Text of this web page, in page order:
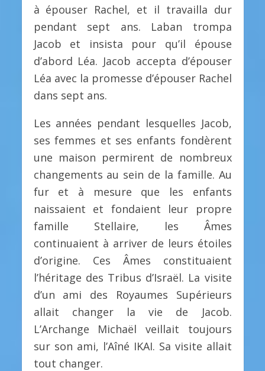
à épouser Rachel, et il travailla dur
pendant sept ans. Laban trompa
Jacob et insista pour qu’il épouse
d’abord Léa. Jacob accepta d’épouser
Léa avec la promesse d’épouser Rachel
dans sept ans.
Les années pendant lesquelles Jacob,
ses femmes et ses enfants fondèrent
une maison permirent de nombreux
changements au sein de la famille. Au
fur et à mesure que les enfants
naissaient et fondaient leur propre
famille Stellaire, les Âmes
continuaient à arriver de leurs étoiles
d’origine. Ces Âmes constituaient
l’héritage des Tribus d’Israël. La visite
d’un ami des Royaumes Supérieurs
allait changer la vie de Jacob.
L’Archange Michaël veillait toujours
sur son ami, l’Aîné IKAI. Sa visite allait
tout changer.